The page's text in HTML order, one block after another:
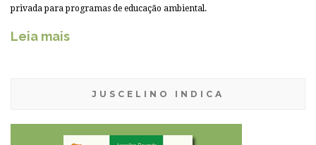
privada para programas de educação ambiental.
Leia mais
JUSCELINO INDICA